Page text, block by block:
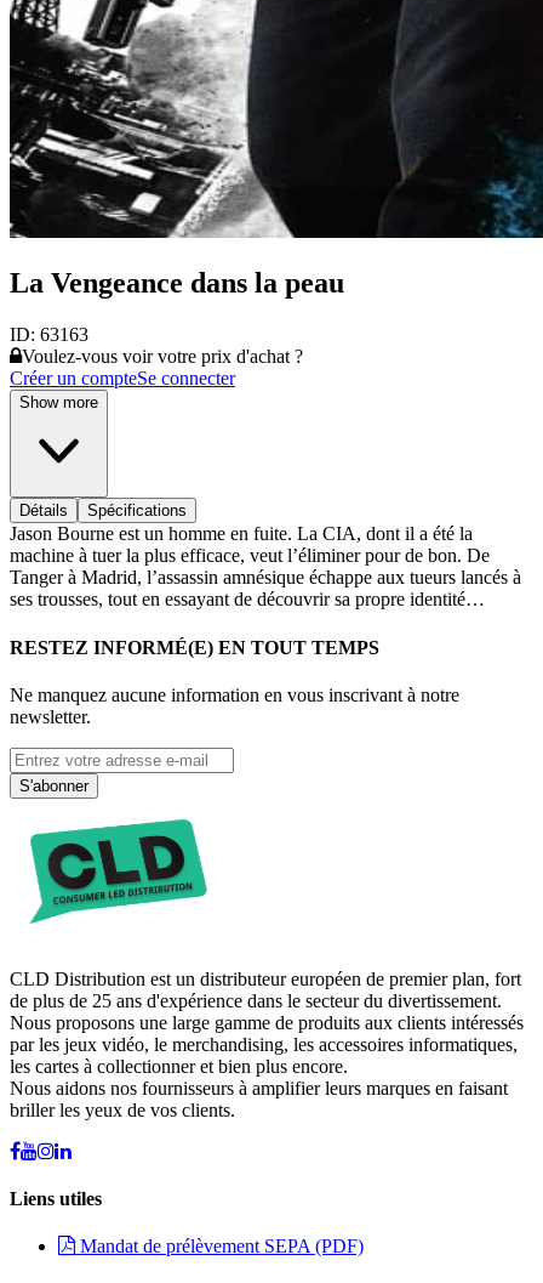
La Vengeance dans la peau
ID: 63163
Voulez-vous voir votre prix d'achat ?
Créer un compteSe connecter
Show more
Détails Spécifications
Jason Bourne est un homme en fuite. La CIA, dont il a été la
machine à tuer la plus efficace, veut l’éliminer pour de bon. De
Tanger à Madrid, l’assassin amnésique échappe aux tueurs lancés à
ses trousses, tout en essayant de découvrir sa propre identité…
RESTEZ INFORMÉ(E) EN TOUT TEMPS
Ne manquez aucune information en vous inscrivant à notre
newsletter.
S'abonner
CLD Distribution est un distributeur européen de premier plan, fort
de plus de 25 ans d'expérience dans le secteur du divertissement.
Nous proposons une large gamme de produits aux clients intéressés
par les jeux vidéo, le merchandising, les accessoires informatiques,
les cartes à collectionner et bien plus encore.
Nous aidons nos fournisseurs à amplifier leurs marques en faisant
briller les yeux de vos clients.
Liens utiles
Mandat de prélèvement SEPA (PDF)